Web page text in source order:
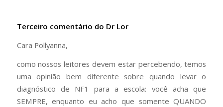
Terceiro comentário do Dr Lor
Cara Pollyanna,
como nossos leitores devem estar percebendo, temos
uma opinião bem diferente sobre quando levar o
diagnóstico de NF1 para a escola: você acha que
SEMPRE, enquanto eu acho que somente QUANDO